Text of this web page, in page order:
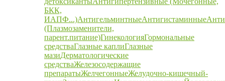
БКК,
ИАПФ...)АнтигельминтныеАнтигистаминные
(Плазмозаменители,
парент.питание)ГинекологияГормональные
средстваГлазные каплиГлазные
мазиДерматологические
средстваЖелезосодержащие
препаратыЖелчегонныеЖелудочно-кишечный-